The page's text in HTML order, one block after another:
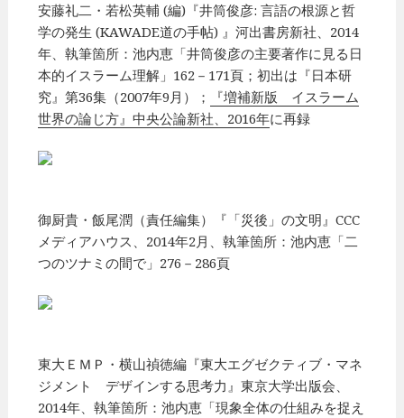
安藤礼二・若松英輔 (編)『井筒俊彦: 言語の根源と哲
学の発生 (KAWADE道の手帖) 』河出書房新社、2014
年、執筆箇所：池内恵「井筒俊彦の主要著作に見る日
本的イスラーム理解」162－171頁；初出は『日本研
究』第36集（2007年9月）；
『増補新版 イスラーム
世界の論じ方』中央公論新社、2016年に再録
御厨貴・飯尾潤（責任編集）『「災後」の文明』CCC
メディアハウス、2014年2月、執筆箇所：池内恵「二
つのツナミの間で」276－286頁
東大ＥＭＰ・横山禎徳編『東大エグゼクティブ・マネ
ジメント デザインする思考力』東京大学出版会、
2014年、執筆箇所：池内恵「現象全体の仕組みを捉え